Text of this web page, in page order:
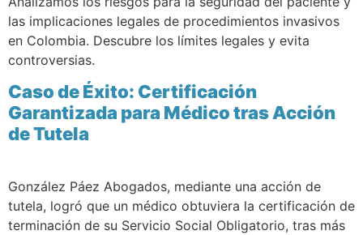
las implicaciones legales de procedimientos invasivos
en Colombia. Descubre los límites legales y evita
controversias.
Caso de Éxito: Certificación
Garantizada para Médico tras Acción
de Tutela
González Páez Abogados, mediante una acción de
tutela, logró que un médico obtuviera la certificación de
terminación de su Servicio Social Obligatorio, tras más